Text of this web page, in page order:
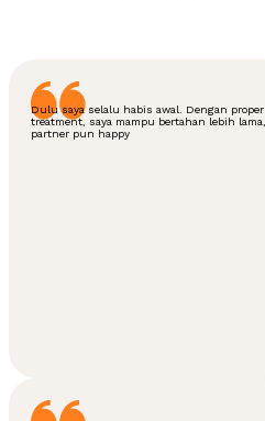
Dulu saya selalu habis awal. Dengan proper
treatment, saya mampu bertahan lebih lama,
partner pun happy